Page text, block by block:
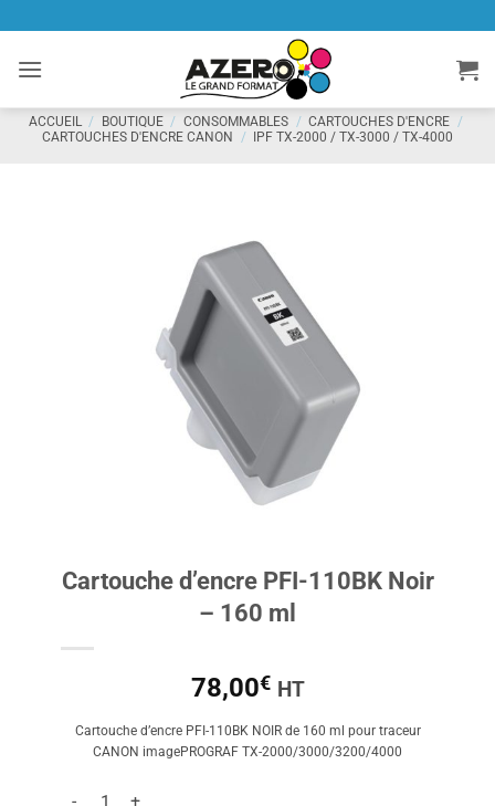
contenu
ACCUEIL / BOUTIQUE / CONSOMMABLES / CARTOUCHES D'ENCRE /
CARTOUCHES D'ENCRE CANON
/ IPF TX-2000 / TX-3000 / TX-4000
Cartouche d’encre PFI-110BK Noir
– 160 ml
78,00€ HT
Cartouche d’encre PFI-110BK NOIR de 160 ml pour traceur
CANON imagePROGRAF TX-2000/3000/3200/4000
quantité de Cartouche d'encre PFI-110BK Noir - 160 ml